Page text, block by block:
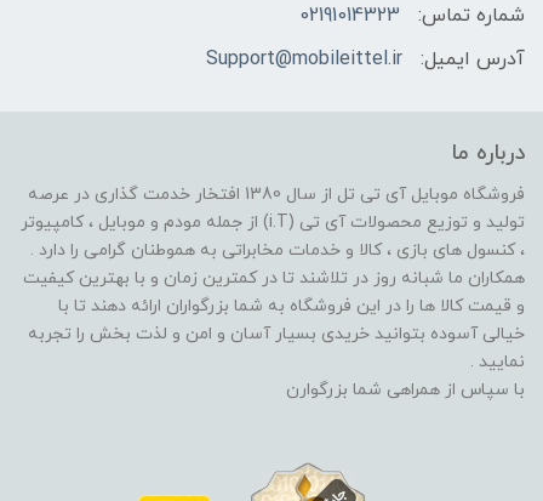
شماره تماس:
02191014323
آدرس ایمیل:
Support@mobileittel.ir
درباره ما
فروشگاه موبایل آی تی تل از سال 1380 افتخار خدمت گذاری در عرصه
تولید و توزیع محصولات آی تی (i.T) از جمله مودم و موبایل ، کامپیوتر
، کنسول های بازی ، کالا و خدمات مخابراتی به هموطنان گرامی را دارد .
همکاران ما شبانه روز در تلاشند تا در کمترین زمان و با بهترین کیفیت
و قیمت کالا ها را در این فروشگاه به شما بزرگواران ارائه دهند تا با
خیالی آسوده بتوانید خریدی بسیار آسان و امن و لذت بخش را تجربه
نمایید .
با سپاس از همراهی شما بزرگوارن